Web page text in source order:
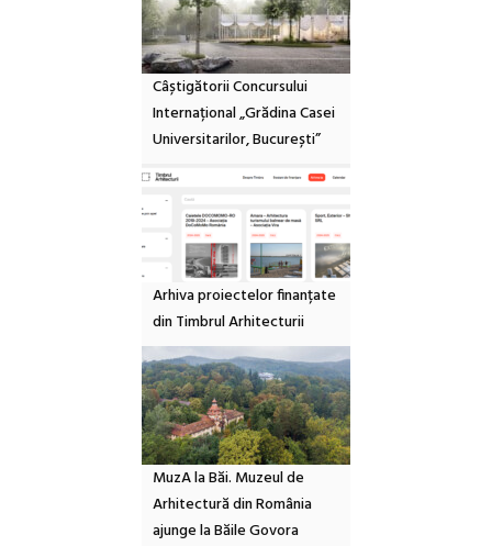
Câștigătorii Concursului
Internațional „Grădina Casei
Universitarilor, București”
Arhiva proiectelor finanțate
din Timbrul Arhitecturii
MuzA la Băi. Muzeul de
Arhitectură din România
ajunge la Băile Govora